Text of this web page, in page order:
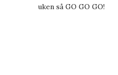
uken så GO GO GO!